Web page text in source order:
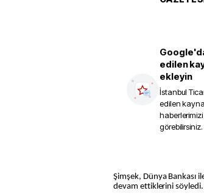
edilen
ekleyin
İstanbul
edilen
görebilirsiniz.
Şimşek, Dünya Bankası
devam ettiklerini söyledi.